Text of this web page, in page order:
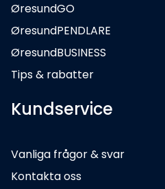
ØresundGO
ØresundPENDLARE
ØresundBUSINESS
Tips & rabatter
Kundservice
Vanliga frågor & svar
Kontakta oss